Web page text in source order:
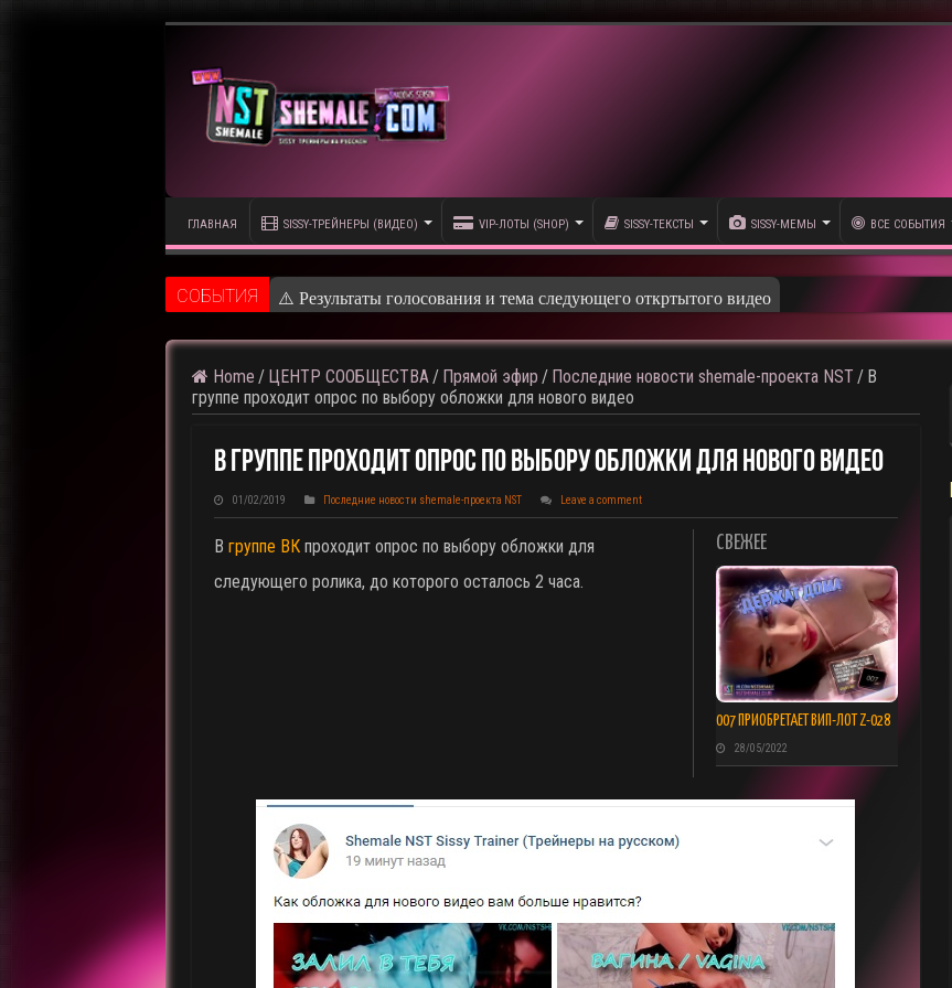
ГЛАВНАЯ SISSY-ТРЕЙНЕРЫ (ВИДЕО) VIP-ЛОТЫ (SHOP) SISSY-ТЕКСТЫ SISSY-МЕМЫ ВСЕ СОБЫТИЯ
CОБЫТИЯ ⚠️ Результаты голосования и тема следующего откртытого видео
Home / ЦЕНТР СООБЩЕСТВА / Прямой эфир / Последние новости shemale-проекта NST / В
группе проходит опрос по выбору обложки для нового видео
В Группе Проходит Опрос По Выбору Обложки Для Нового Видео
01/02/2019 Последние новости shemale-проекта NST Leave a comment
СВЕЖЕЕ
007 ПРИОБРЕТАЕТ ВИП-ЛОТ Z-028
28/05/2022
В группе ВКпроходит опрос по выбору обложки для
следующего ролика, до которого осталось 2 часа.